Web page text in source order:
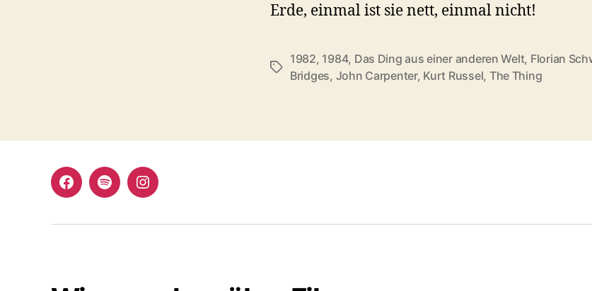
Erde, einmal ist sie nett, einmal nicht!
Schlagwörter
1982, 1984, Das Ding aus einer anderen Welt, Florian
Bridges, John Carpenter, Kurt Russel, The Thing
FacebookSpotifyInstagram